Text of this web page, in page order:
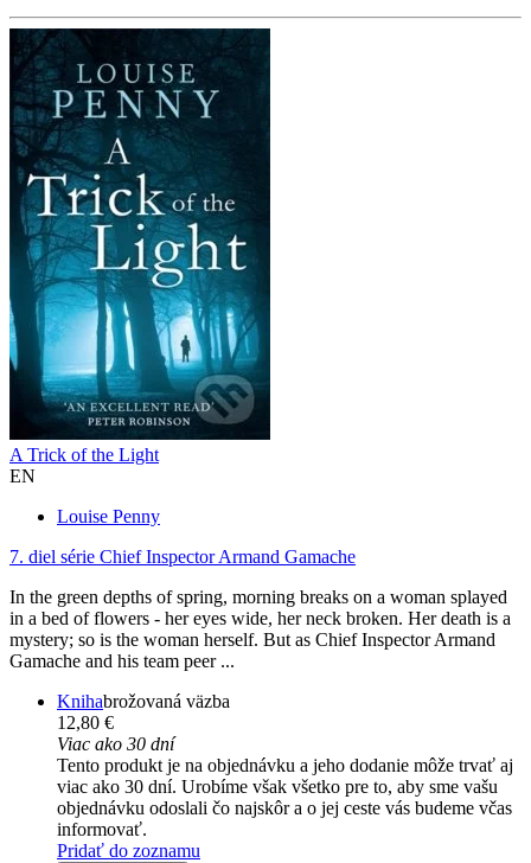
A Trick of the Light
EN
Louise Penny
7. diel série Chief Inspector Armand Gamache
In the green depths of spring, morning breaks on a woman splayed
in a bed of flowers - her eyes wide, her neck broken. Her death is a
mystery; so is the woman herself. But as Chief Inspector Armand
Gamache and his team peer ...
Knihabrožovaná väzba
12,80 €
Viac ako 30 dní
Tento produkt je na objednávku a jeho dodanie môže trvať aj
viac ako 30 dní. Urobíme však všetko pre to, aby sme vašu
objednávku odoslali čo najskôr a o jej ceste vás budeme včas
informovať.
Pridať do zoznamu